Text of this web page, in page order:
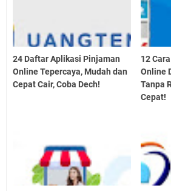
24 Daftar Aplikasi Pinjaman
Online Tepercaya, Mudah dan
Cepat Cair, Coba Dech!
12
Online
Tanpa
Cepat!